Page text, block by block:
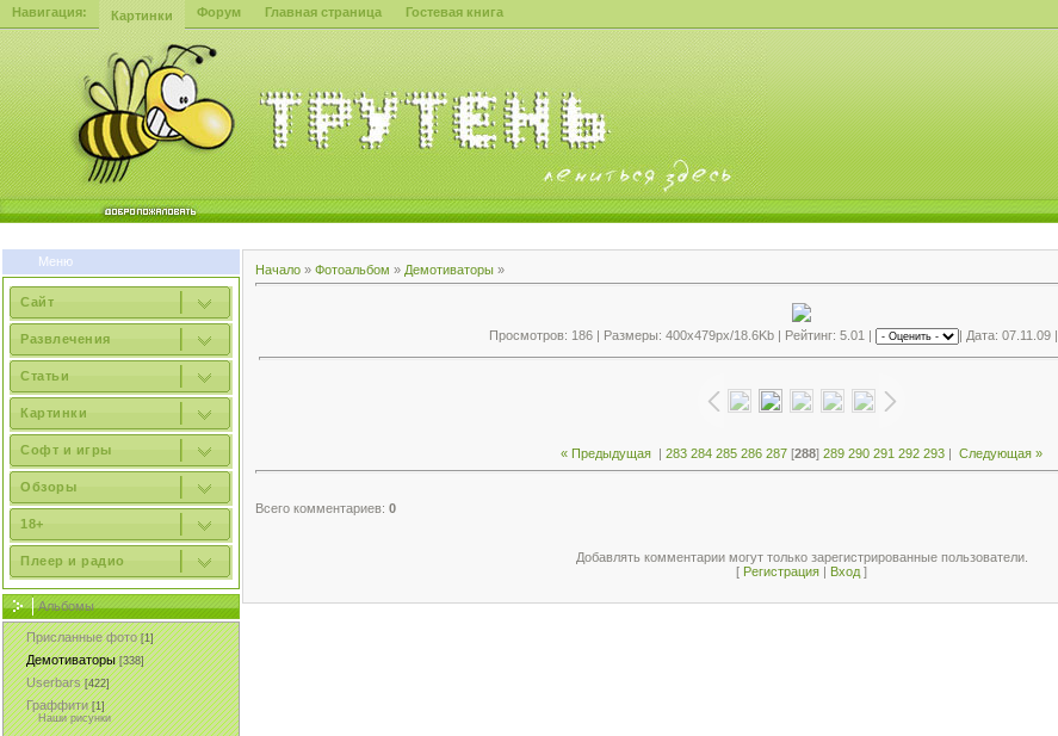
Навигация: Картинки Форум Главная страница Гостевая книга
Меню
Сайт
Развлечения
Статьи
Картинки
Софт и игры
Обзоры
18+
Плеер и радио
Альбомы
Присланные фото [1]
Демотиваторы [338]
Userbars [422]
Граффити [1]
Наши рисунки
Начало » Фотоальбом » Демотиваторы »
Просмотров: 186 | Размеры: 400x479px/18.6Kb | Рейтинг: 5.01 | | Дата: 07.11.09 |
« Предыдущая | 283 284 285 286 287 [288] 289 290 291 292 293 | Следующая »
Всего комментариев: 0
Добавлять комментарии могут только зарегистрированные пользователи.
[ Регистрация Вход ]